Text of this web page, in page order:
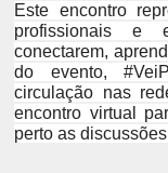
Este encontro
profissionais e
conectarem,
do evento,
circulação nas
encontro virtual
perto as